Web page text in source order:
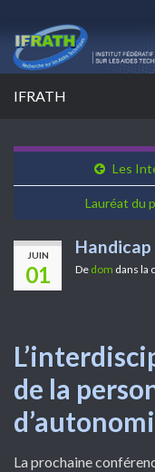
IFRATH
Les
Lauréat du
JUIN
01 De dom dans la
de la
La prochaine